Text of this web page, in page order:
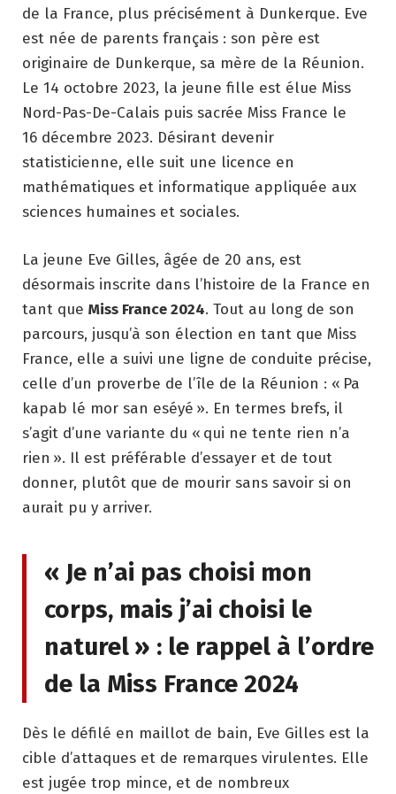
de la France, plus précisément à Dunkerque. Eve
est née de parents français : son père est
originaire de Dunkerque, sa mère de la Réunion.
Le 14 octobre 2023, la jeune fille est élue Miss
Nord-Pas-De-Calais puis sacrée Miss France le
16 décembre 2023. Désirant devenir
statisticienne, elle suit une licence en
mathématiques et informatique appliquée aux
sciences humaines et sociales.
La jeune Eve Gilles, âgée de 20 ans, est
désormais inscrite dans l’histoire de la France en
tant que Miss France 2024. Tout au long de son
parcours, jusqu’à son élection en tant que Miss
France, elle a suivi une ligne de conduite précise,
celle d’un proverbe de l’île de la Réunion : « Pa
kapab lé mor san eséyé ». En termes brefs, il
s’agit d’une variante du « qui ne tente rien n’a
rien ». Il est préférable d’essayer et de tout
donner, plutôt que de mourir sans savoir si on
aurait pu y arriver.
« Je n’ai pas choisi mon
corps, mais j’ai choisi le
naturel » : le rappel à l’ordre
de la Miss France 2024
Dès le défilé en maillot de bain, Eve Gilles est la
cible d’attaques et de remarques virulentes. Elle
est jugée trop mince, et de nombreux